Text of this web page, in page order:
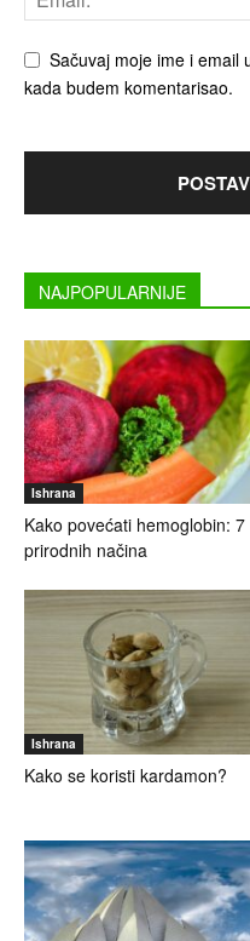
Sačuvaj moje ime i email
kada budem komentarisao.
NAJPOPULARNIJE
Ishrana
Kako povećati hemoglobin: 7
prirodnih načina
Ishrana
Kako se koristi kardamon?